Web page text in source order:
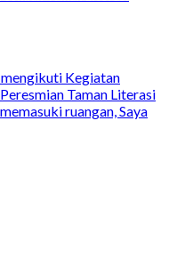
Kegiatan
Taman Literasi
ruangan, Saya